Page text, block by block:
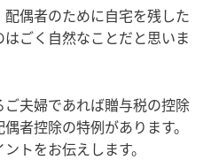
偶者のために自宅を残した
ごく自然なことだと思いま
夫婦であれば贈与税の控除
者控除の特例があります。
トをお伝えします。